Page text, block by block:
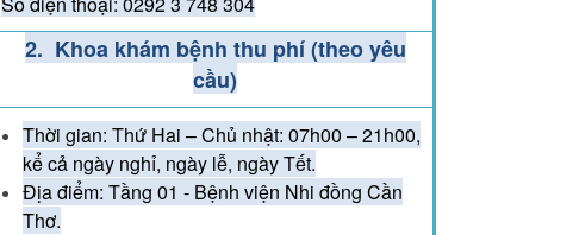
ĐOÀN VIÊN THANH NIÊN BỆNH VIỆN NHI ĐỒNG
THÀNH PHỐ CẦN THƠ THAM GIA CÁC HOẠT ĐỘNG
KỶ NIỆM 79 NĂM NGÀY THƯƠNG BINH LIỆT SĨ
KẾT NỐI YÊU THƯƠNG – CHUNG TAY MANG
ĐẾN NHỮNG BƯỚC CHÂN KHỎE MẠNH CHO TRẺ
EM
2. Khoa khám bệnh thu phí (theo yêu
cầu)
Thời gian: Thứ Hai – Chủ nhật: 07h00 – 21h00,
kể cả ngày nghỉ, ngày lễ, ngày Tết.
Địa điểm: Tầng 01 - Bệnh viện Nhi đồng Cần
Thơ.